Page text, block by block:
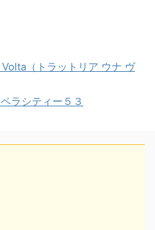
（トラットリア ウナ ヴ
ラシティー５３